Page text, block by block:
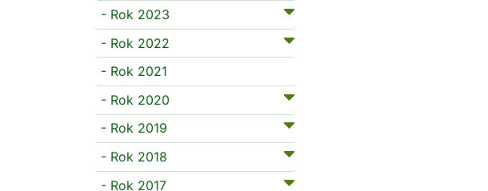
- Rok 2023
- Rok 2022
- Rok 2021
- Rok 2020
- Rok 2019
- Rok 2018
- Rok 2017